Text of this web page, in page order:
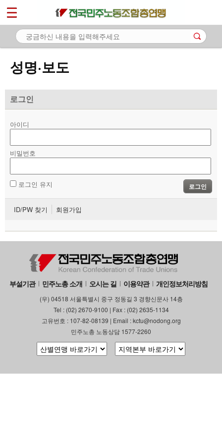
성명·보도
로그인
아이디
비밀번호
로그인 유지 로그인
ID/PW 찾기 회원가입
부설기관 민주노총 소개 오시는 길 이용약관 개인정보처리방침
(우) 04518 서울특별시 중구 정동길 3 경향신문사 14층
Tel : (02) 2670-9100 | Fax : (02) 2635-1134
고유번호 : 107-82-08139 | Email : kctu@nodong.org
민주노총 노동상담 1577-2260
마이페이지
소개
- 공지사항
- 성명·보도
자료
부설기관
업무